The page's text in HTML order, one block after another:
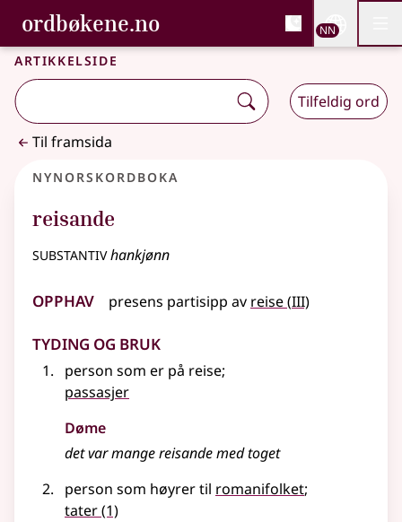
Gå til hovudinnhald
Tilgjenge
ordbøkene.no, Bokmålsordboka og
Bokmålsordboka og Nynorskordboka
NN
Artikkelside
Tilfeldig ord
Til framsida
Nynorskordboka
reisande
substantivhankjønn
Opphav presens partisipp av reise(3
III)
Tyding og bruk
person som er på reise;
passasjer
Døme
det var mange reisande med toget
person som høyrer til romanifolket;
tater(1)